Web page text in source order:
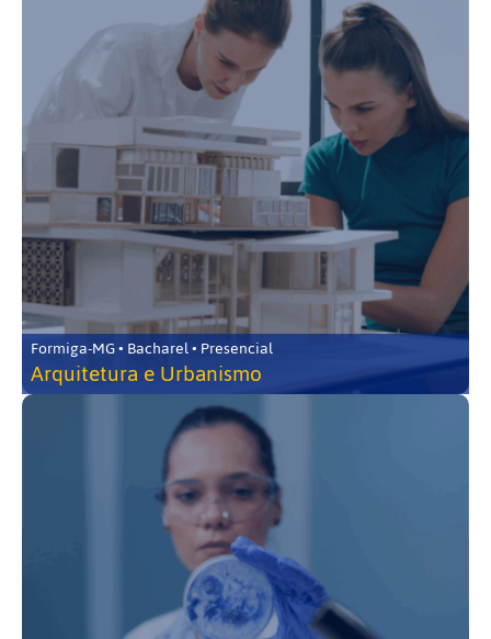
Formiga-MG • Bacharel • Presencial
Arquitetura e Urbanismo